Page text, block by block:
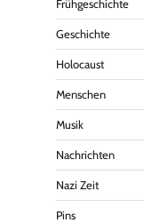
Frühgeschichte
Geschichte
Holocaust
Menschen
Musik
Nachrichten
Nazi Zeit
Pins